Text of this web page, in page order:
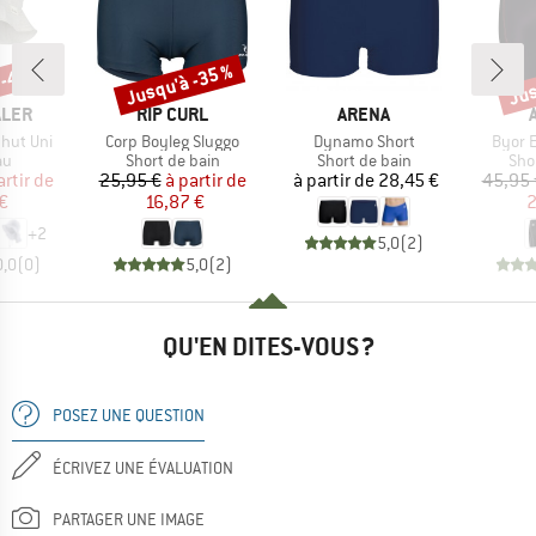
Uni
réduit
de
+2
(0)
%
MARQUE
RIP CURL
Article
Corp Boyleg Sluggo
Product group
Short de bain
Prix
25,95 € Prix réduit
à partir de
16,87 €
5,0(2)
Remise
Jusqu'à -35 %
MARQUE
ARENA
Article
Dynamo Short
Product group
Short de bain
Prix
à partir de 28,45 €
5,0(2)
Article
Byor
45,95
QU'EN DITES-VOUS ?
POSEZ UNE QUESTION
ÉCRIVEZ UNE ÉVALUATION
PARTAGER UNE IMAGE